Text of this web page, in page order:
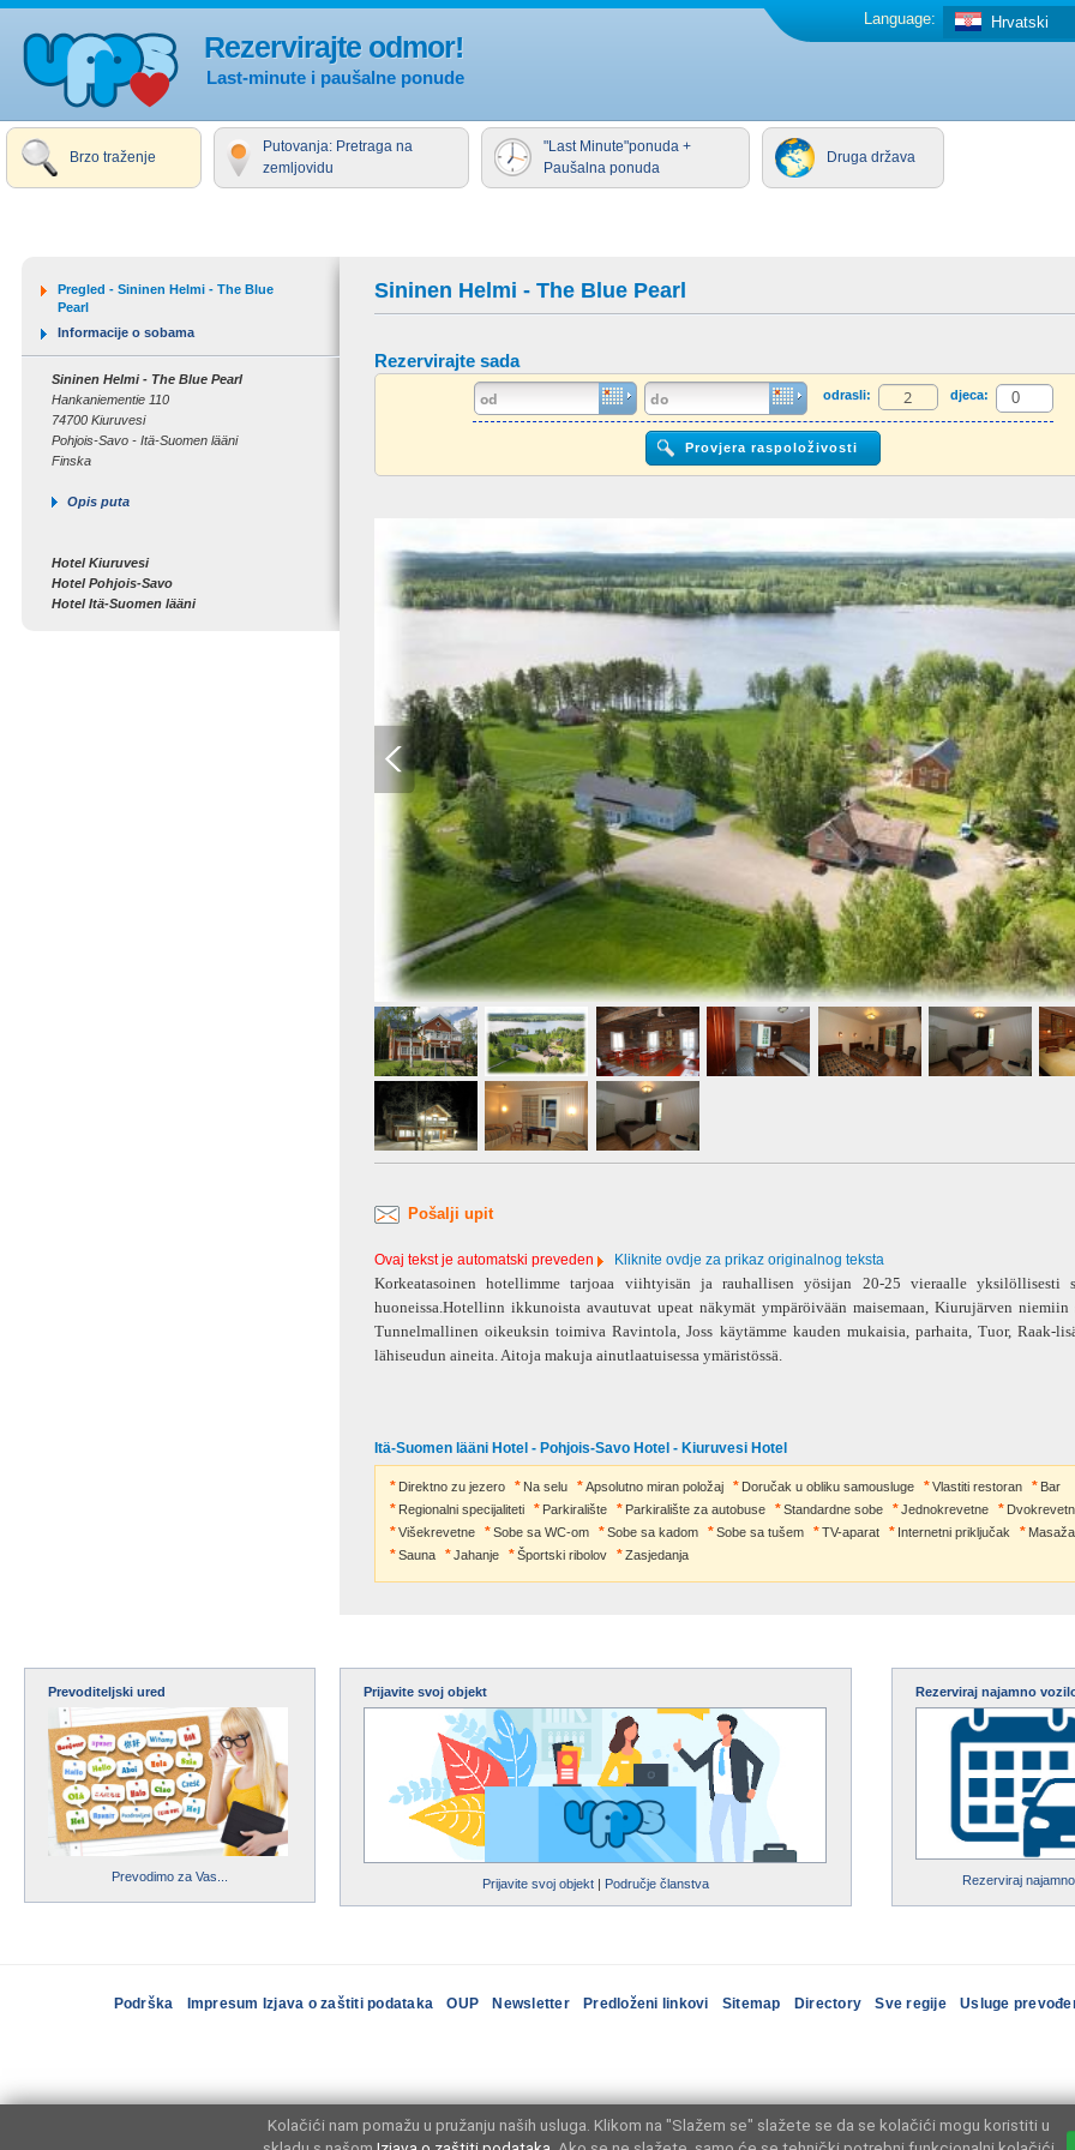
Rezervirajte odmor!
Last-minute i paušalne ponude
Hrvatski
Language:
Brzo traženje
Putovanja: Pretraga na
zemljovidu
"Last Minute"ponuda +
Paušalna ponuda
Druga država
Sininen Helmi - The Blue Pearl
Rezervirajte sada
odrasli: djeca:
Pošalji upit
Ovaj tekst je automatski preveden Kliknite ovdje za prikaz originalnog teksta
Korkeatasoinen hotellimme tarjoaa viihtyisän ja rauhallisen yösijan 20-25 vieraalle yksilöllisesti
huoneissa.Hotellinn ikkunoista avautuvat upeat näkymät ympäröivään maisemaan, Kiurujärven
Tunnelmallinen oikeuksin toimiva Ravintola, Joss käytämme kauden mukaisia, parhaita, Tuor, Raak-
lähiseudun aineita. Aitoja makuja ainutlaatuisessa ymäristössä.
Itä-Suomen lääni Hotel - Pohjois-Savo Hotel - Kiuruvesi Hotel
Direktno zu jezero Na selu Apsolutno miran položaj Doručak u obliku samousluge Vlastiti restoran
Bar
Regionalni specijaliteti
Parkiralište Parkiralište za autobuse Standardne sobe Jednokrevetne
Višekrevetne
Sobe sa WC-om Sobe sa kadom Sobe sa tušem TV-aparat Internetni priključak
Masaža
Sauna
Jahanje Športski ribolov Zasjedanja
Pregled - Sininen Helmi - The Blue
Pearl
Informacije o sobama
Sininen Helmi - The Blue Pearl
Hankaniementie 110
74700 Kiuruvesi
Pohjois-Savo - Itä-Suomen lääni
Finska
Opis puta
Hotel Kiuruvesi
Hotel Pohjois-Savo
Hotel Itä-Suomen lääni
Prevoditeljski ured
Prevodimo za Vas...
Prijavite svoj objekt
Prijavite svoj objekt| Područje članstva
Rezerviraj najamno
Rezerviraj
Podrška Impresum Izjava o zaštiti podataka OUP Newsletter Predloženi linkovi Sitemap Directory Sve regije Usluge
Kolačići nam pomažu u pružanju naših usluga. Klikom na "Slažem se" slažete se da se kolačići mogu koristiti u